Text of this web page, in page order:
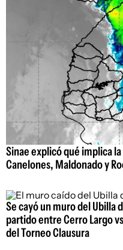
Sinae explicó qué implica
Canelones, Maldonado y
Se cayó un muro del Ubilla
partido entre Cerro Largo
del Torneo Clausura